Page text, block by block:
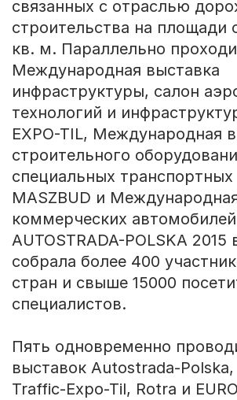
связанных с отраслью
строительства на площади
кв. м. Параллельно
Международная выставка
инфраструктуры, салон
технологий и
EXPO-TIL, Международная
строительного
специальных транспортных
MASZBUD и
коммерческих автомобилей
AUTOSTRADA-POLSKA 2015
собрала более 400
стран и свыше 15000
специалистов.
Пять одновременно
выставок Autostrada-
Traffic-Expo-Til, Rotra и